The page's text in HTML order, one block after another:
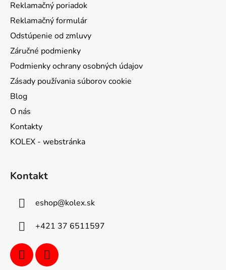
Reklamačný poriadok
Reklamačný formulár
Odstúpenie od zmluvy
Záručné podmienky
Podmienky ochrany osobných údajov
Zásady používania súborov cookie
Blog
O nás
Kontakty
KOLEX - webstránka
Kontakt
eshop@kolex.sk
+421 37 6511597